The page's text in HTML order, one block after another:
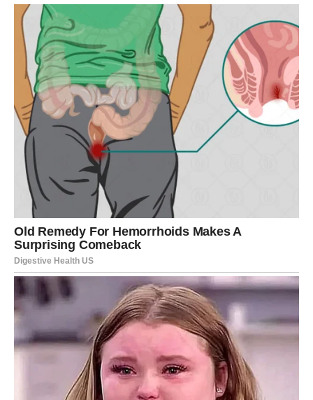
POTREBNI SASTOJCI:
Za tikvice:
Dvije tikvice (tikvice)
Sol
Crni papar za smjesu: